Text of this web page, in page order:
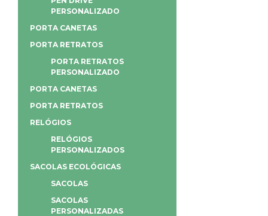
PERSONALIZADO
PORTA CANETAS
PORTA RETRATOS
PORTA RETRATOS
PERSONALIZADO
PORTA CANETAS
PORTA RETRATOS
RELÓGIOS
RELÓGIOS
PERSONALIZADOS
SACOLAS ECOLÓGICAS
SACOLAS
SACOLAS
PERSONALIZADAS